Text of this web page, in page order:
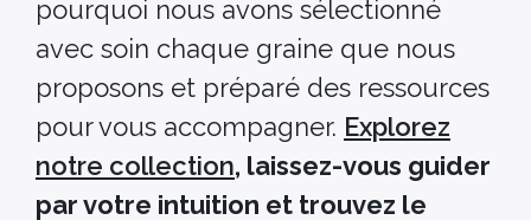
pourquoi nous avons sélectionné
avec soin chaque graine que nous
proposons et préparé des ressources
pour vous accompagner. Explorez
notre collection, laissez-vous guider
par votre intuition et trouvez le